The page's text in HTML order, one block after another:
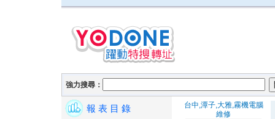
強力搜尋：
報 表 目 錄
台中,潭子,大雅,霧機電腦
維修